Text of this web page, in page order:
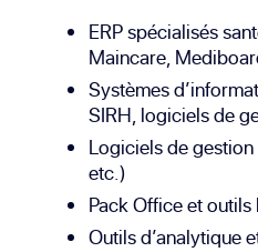
ERP spécialisés
Maincare,
Systèmes
SIRH, logiciels de
Logiciels de
etc.)
Pack Office et
Outils d’analytique